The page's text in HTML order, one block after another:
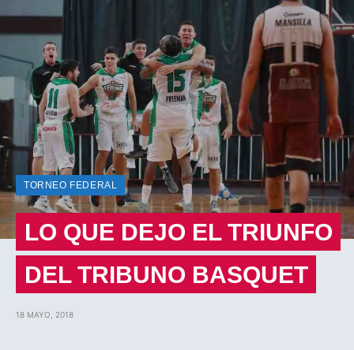
TORNEO FEDERAL
LO QUE DEJO EL TRIUNFO
DEL TRIBUNO BASQUET
18 MAYO, 2018